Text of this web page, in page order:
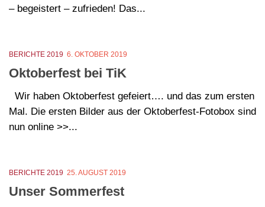
– begeistert – zufrieden! Das...
BERICHTE 2019 6. OKTOBER 2019
Oktoberfest bei TiK
Wir haben Oktoberfest gefeiert…. und das zum ersten
Mal. Die ersten Bilder aus der Oktoberfest-Fotobox sind
nun online >>...
BERICHTE 2019 25. AUGUST 2019
Unser Sommerfest